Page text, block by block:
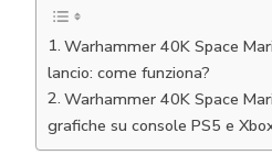
Warhammer 40K Space
lancio: come funziona?
Warhammer 40K Space
grafiche su console PS5 e